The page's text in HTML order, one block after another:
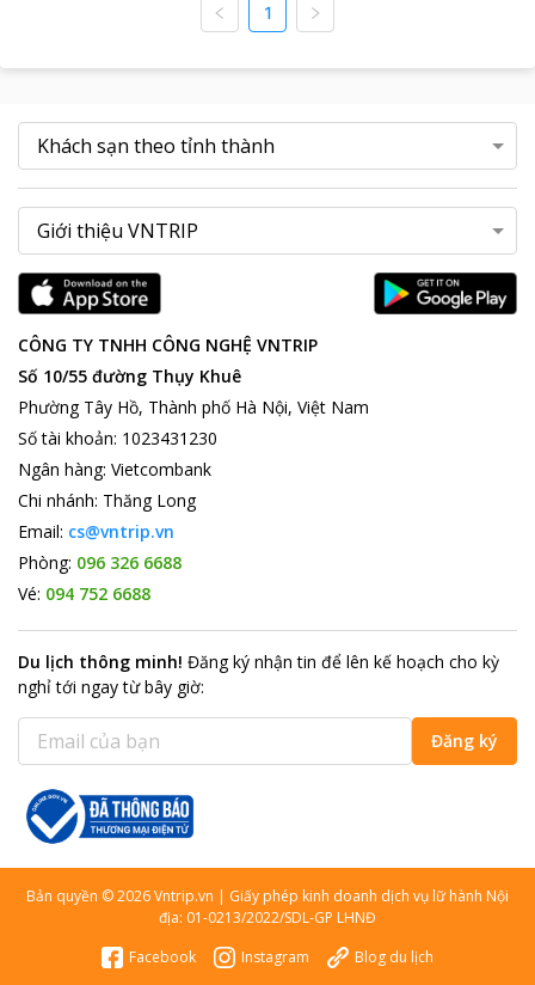
1
CÔNG TY TNHH CÔNG NGHỆ VNTRIP
Số 10/55 đường Thụy Khuê
Phường Tây Hồ, Thành phố Hà Nội, Việt Nam
Số tài khoản: 1023431230
Ngân hàng: Vietcombank
Chi nhánh: Thăng Long
Email: cs@vntrip.vn
Phòng: 096 326 6688
Vé: 094 752 6688
Du lịch thông minh! Đăng ký nhận tin để lên kế hoạch cho kỳ
nghỉ tới ngay từ bây giờ:
Đăng ký
Bản quyền ©2026Vntrip.vn | Giấy phép kinh doanh dịch vụ lữ hành Nội
địa: 01-0213/2022/SDL-GP LHNĐ
Facebook
Instagram Blog du lịch